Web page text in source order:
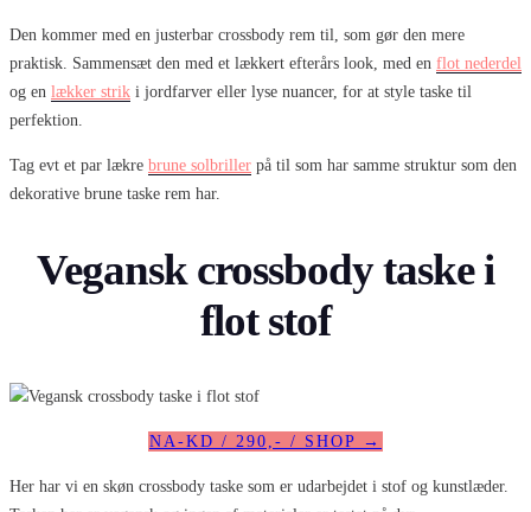
Den kommer med en justerbar crossbody rem til, som gør den mere
praktisk. Sammensæt den med et lækkert efterårs look, med en flot nederdel
og en lækker strik i jordfarver eller lyse nuancer, for at style taske til
perfektion.
Tag evt et par lækre brune solbriller på til som har samme struktur som den
dekorative brune taske rem har.
Vegansk crossbody taske i
flot stof
NA-KD / 290,- / SHOP →
Her har vi en skøn crossbody taske som er udarbejdet i stof og kunstlæder.